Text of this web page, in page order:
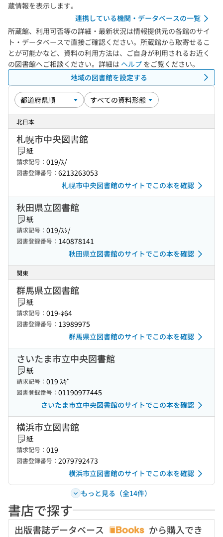
蔵情報を表示します。
連携している機関・データベースの一覧
所蔵館、利用可否等の詳細・最新状況は情報提供元の各館のサイ
ト・データベースで直接ご確認ください。所蔵館から取寄せるこ
とが可能かなど、資料の利用方法は、ご自身が利用されるお近く
の図書館へご相談ください。詳細は ヘルプ をご覧ください。
地域の図書館を設定する
北日本
札幌市中央図書館
紙
請求記号： 019/ｽ/
図書登録番号： 6213263053
札幌市中央図書館のサイトでこの本を確認
秋田県立図書館
紙
請求記号： 019/ｽｼ/
図書登録番号： 140878141
秋田県立図書館のサイトでこの本を確認
関東
群馬県立図書館
紙
請求記号： 019-ﾈ64
図書登録番号： 13989975
群馬県立図書館のサイトでこの本を確認
さいたま市立中央図書館
紙
請求記号： 019 ｽｷﾞ
図書登録番号： 01190977445
さいたま市立中央図書館のサイトでこの本を確認
横浜市立図書館
紙
請求記号： 019
図書登録番号： 2079792473
横浜市立図書館のサイトでこの本を確認
もっと見る（全14件）
書店で探す
出版書誌データベース
から購入でき